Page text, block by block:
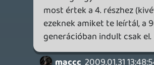
egymást:dállatxD
Rudymester 2009.01.31 08:27:38 #0kvfb
Melóba menet meghallgatom. 🙂